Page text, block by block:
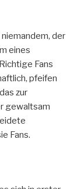
der
eines
Fans
pfeifen
zur
gewaltsam
Fans.